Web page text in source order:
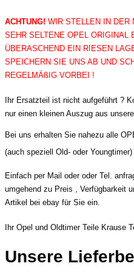
ACHTUNG! WIR STELLEN IN DER
SEHR SELTENE OPEL ORIGINAL
ÜBERASCHEND EIN RIESEN
SPEICHERN SIE UNS AB UND
REGELMÄßIG VORBEI !
Ihr Ersatzteil ist nicht aufgeführt ?
nur einen kleinen Auszug aus
Bei uns erhalten Sie nahezu alle
(auch speziell Old- oder
Einfach per Mail oder oder Tel.
umgehend zu Preis , Verfügbarkeit
Artikel bei ebay für Sie ein.
Ihr Opel und Oldtimer Teile Krause
Unsere